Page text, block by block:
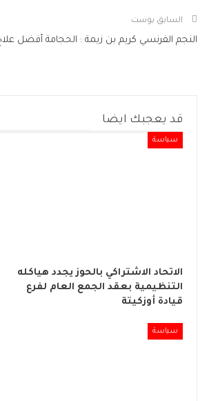
السابق بوست
النجم الفرنسي كريم بن زيمة : الحجامة أفضل
قد يعجبك ايضا
سياسة
الاتحاد الاشتراكي بالحوز يجدد هياكله
التنظيمية بعقد الجمع العام لفرع
قيادة أوزكيتة
سياسة